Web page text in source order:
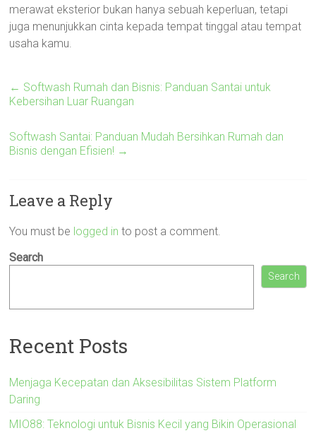
merawat eksterior bukan hanya sebuah keperluan, tetapi
juga menunjukkan cinta kepada tempat tinggal atau tempat
usaha kamu.
← Softwash Rumah dan Bisnis: Panduan Santai untuk
Kebersihan Luar Ruangan
Softwash Santai: Panduan Mudah Bersihkan Rumah dan
Bisnis dengan Efisien! →
Leave a Reply
You must be logged in to post a comment.
Search
Search
Recent Posts
Menjaga Kecepatan dan Aksesibilitas Sistem Platform
Daring
MIO88: Teknologi untuk Bisnis Kecil yang Bikin Operasional